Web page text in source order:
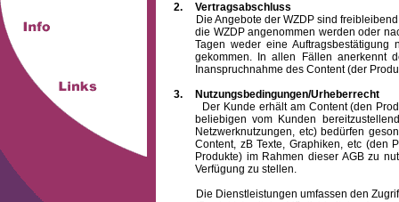
2.
Vertragsabschluss
Die Angebote der WZDP sind freibleibend.
die WZDP angenommen werden oder
Tagen weder eine
gekommen. In allen Fällen anerkennt
Inanspruchnahme des Content (der
3.
Nutzungsbedingungen/Urheberrecht
Der Kunde erhält am Content (den
beliebigen vom Kunden
Netzwerknutzungen, etc) bedürfen
Content, zB Texte, Graphiken, etc (den
Produkte) im Rahmen dieser AGB zu
Verfügung zu stellen.
Die Dienstleistungen umfassen den Zugriff